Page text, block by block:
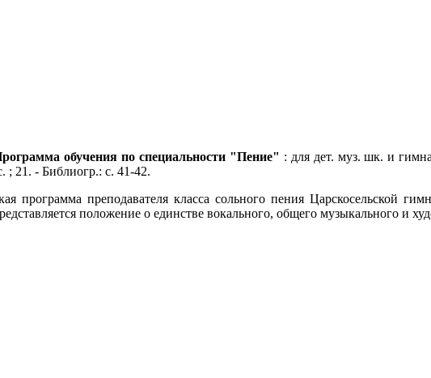
обучения по специальности "Пение" : для дет. муз. шк. и
; 21. - Библиогр.: с. 41-42.
программа преподавателя класса сольного пения Царскосельской
положение о единстве вокального, общего музыкального и